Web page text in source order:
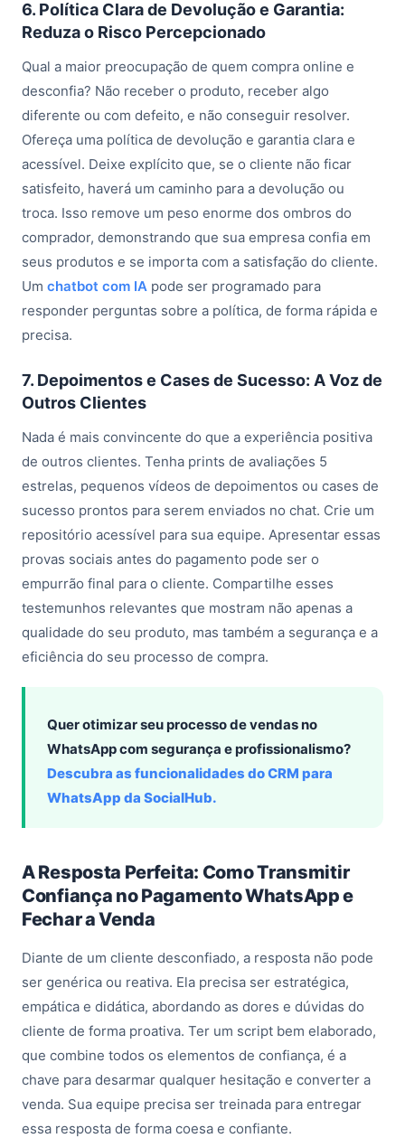
6. Política Clara de Devolução e Garantia:
Reduza o Risco Percepcionado
Qual a maior preocupação de quem compra online e
desconfia? Não receber o produto, receber algo
diferente ou com defeito, e não conseguir resolver.
Ofereça uma política de devolução e garantia clara e
acessível. Deixe explícito que, se o cliente não ficar
satisfeito, haverá um caminho para a devolução ou
troca. Isso remove um peso enorme dos ombros do
comprador, demonstrando que sua empresa confia em
seus produtos e se importa com a satisfação do cliente.
Um chatbot com IA pode ser programado para
responder perguntas sobre a política, de forma rápida e
precisa.
7. Depoimentos e Cases de Sucesso: A Voz de
Outros Clientes
Nada é mais convincente do que a experiência positiva
de outros clientes. Tenha prints de avaliações 5
estrelas, pequenos vídeos de depoimentos ou cases de
sucesso prontos para serem enviados no chat. Crie um
repositório acessível para sua equipe. Apresentar essas
provas sociais antes do pagamento pode ser o
empurrão final para o cliente. Compartilhe esses
testemunhos relevantes que mostram não apenas a
qualidade do seu produto, mas também a segurança e a
eficiência do seu processo de compra.
Quer otimizar seu processo de vendas no
WhatsApp com segurança e profissionalismo?
Descubra as funcionalidades do CRM para
WhatsApp da SocialHub.
A Resposta Perfeita: Como Transmitir
Confiança no Pagamento WhatsApp e
Fechar a Venda
Diante de um cliente desconfiado, a resposta não pode
ser genérica ou reativa. Ela precisa ser estratégica,
empática e didática, abordando as dores e dúvidas do
cliente de forma proativa. Ter um script bem elaborado,
que combine todos os elementos de confiança, é a
chave para desarmar qualquer hesitação e converter a
venda. Sua equipe precisa ser treinada para entregar
essa resposta de forma coesa e confiante.